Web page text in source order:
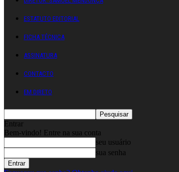
ESTATUTO EDITORIAL
FICHA TÉCNICA
ASSINATURA
CONTACTO
EM DIRETO
Entrar
Bem-vindo! Entre na sua conta
seu usuário
sua senha